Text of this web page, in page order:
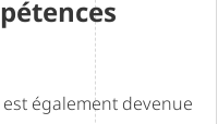
également devenue